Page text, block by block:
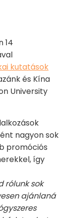
14
kutatások
és Kína
University
nagyon sok
promóciós
így
rólunk sok
ajánlaná